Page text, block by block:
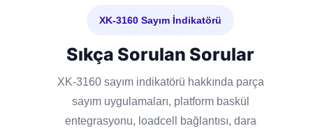
XK-3160 Sayım İndikatörü
Sıkça Sorulan Sorular
XK-3160 sayım indikatörü hakkında parça
sayım uygulamaları, platform baskül
entegrasyonu, loadcell bağlantısı, dara